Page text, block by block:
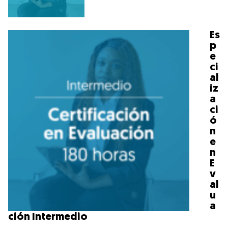
Es
p
e
ci
al
iz
a
ci
ó
n
e
n
E
v
al
u
a
ción Intermedio